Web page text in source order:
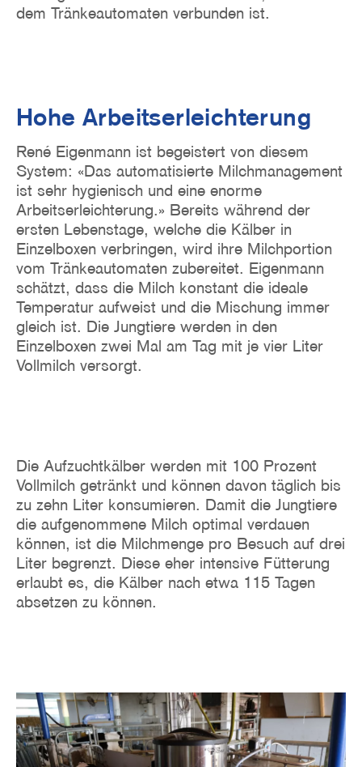
dem Tränkeautomaten verbunden ist.
Hohe Arbeitserleichterung
René Eigenmann ist begeistert von diesem
System: «Das automatisierte Milchmanagement
ist sehr hygienisch und eine enorme
Arbeitserleichterung.» Bereits während der
ersten Lebenstage, welche die Kälber in
Einzelboxen verbringen, wird ihre Milchportion
vom Tränkeautomaten zubereitet. Eigenmann
schätzt, dass die Milch konstant die ideale
Temperatur aufweist und die Mischung immer
gleich ist. Die Jungtiere werden in den
Einzelboxen zwei Mal am Tag mit je vier Liter
Vollmilch versorgt.
Die Aufzuchtkälber werden mit 100 Prozent
Vollmilch getränkt und können davon täglich bis
zu zehn Liter konsumieren. Damit die Jungtiere
die aufgenommene Milch optimal verdauen
können, ist die Milchmenge pro Besuch auf drei
Liter begrenzt. Diese eher intensive Fütterung
erlaubt es, die Kälber nach etwa 115 Tagen
absetzen zu können.
Image